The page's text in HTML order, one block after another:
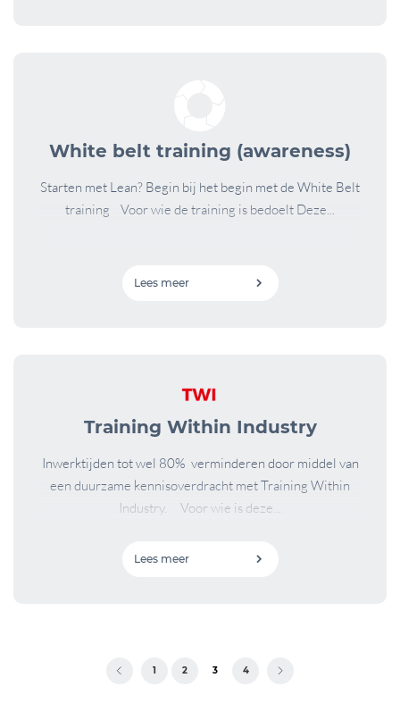
White belt training (awareness)
Starten met Lean? Begin bij het begin met de White Belt
training Voor wie de training is bedoelt Deze...
Lees meer
Training Within Industry
Inwerktijden tot wel 80% verminderen door middel van
een duurzame kennisoverdracht met Training Within
Industry. Voor wie is deze...
Lees meer
< 1 2 3 4 >